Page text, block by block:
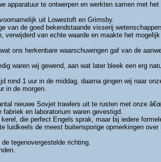
apparatuur te ontwerpen en werkten samen met
uit Lowestoft en Grimsby.
van de goed bekendstaande visserij
verwijderd van echte waarde en maakte het
ons herkenbare waarschuwingen gaf van de
waren wij gewend, aan wat later bleek een erg
1 uur in de middag, daarna gingen wij naar
in de morgen.
nieuwe Sovjet trawlers uit te rusten met onze
en laboratorium waren gevestigd.
die perfect Engels sprak, maar bij iedere
luidkeels de meest buitensporige opmerkingen
tegenovergestelde richting.